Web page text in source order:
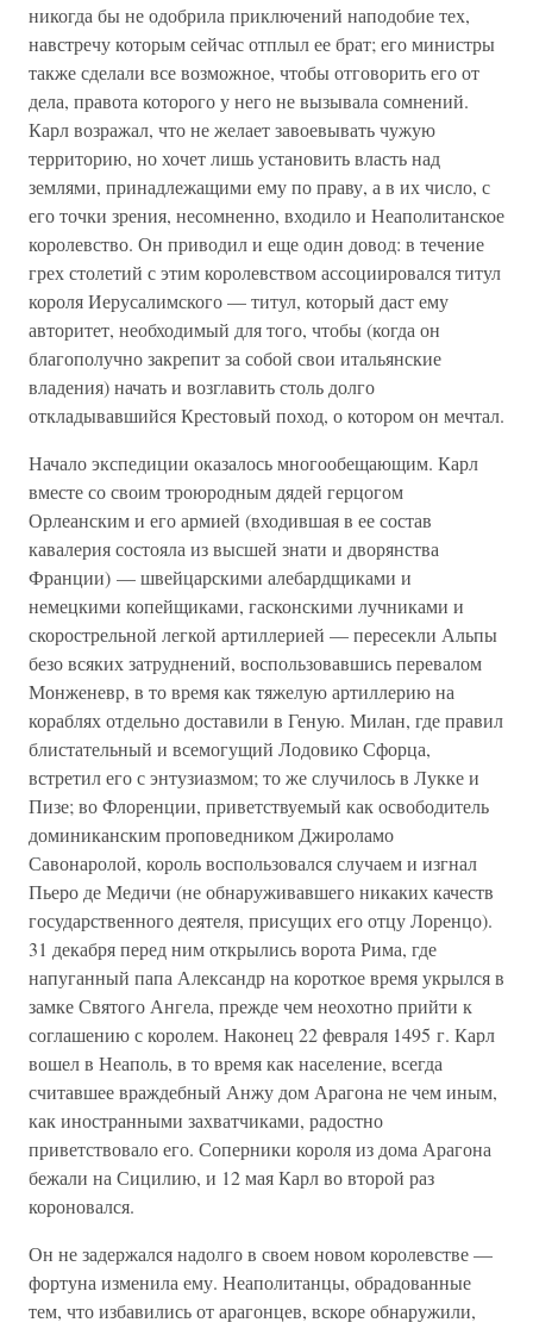
никогда бы не одобрила приключений наподобие тех,
навстречу которым сейчас отплыл ее брат; его министры
также сделали все возможное, чтобы отговорить его от
дела, правота которого у него не вызывала сомнений.
Карл возражал, что не желает завоевывать чужую
территорию, но хочет лишь установить власть над
землями, принадлежащими ему по праву, а в их число, с
его точки зрения, несомненно, входило и Неаполитанское
королевство. Он приводил и еще один довод: в течение
грех столетий с этим королевством ассоциировался титул
короля Иерусалимского — титул, который даст ему
авторитет, необходимый для того, чтобы (когда он
благополучно закрепит за собой свои итальянские
владения) начать и возглавить столь долго
откладывавшийся Крестовый поход, о котором он мечтал.
Начало экспедиции оказалось многообещающим. Карл
вместе со своим троюродным дядей герцогом
Орлеанским и его армией (входившая в ее состав
кавалерия состояла из высшей знати и дворянства
Франции) — швейцарскими алебардщиками и
немецкими копейщиками, гасконскими лучниками и
скорострельной легкой артиллерией — пересекли Альпы
безо всяких затруднений, воспользовавшись перевалом
Монженевр, в то время как тяжелую артиллерию на
кораблях отдельно доставили в Геную. Милан, где правил
блистательный и всемогущий Лодовико Сфорца,
встретил его с энтузиазмом; то же случилось в Лукке и
Пизе; во Флоренции, приветствуемый как освободитель
доминиканским проповедником Джироламо
Савонаролой, король воспользовался случаем и изгнал
Пьеро де Медичи (не обнаруживавшего никаких качеств
государственного деятеля, присущих его отцу Лоренцо).
31 декабря перед ним открылись ворота Рима, где
напуганный папа Александр на короткое время укрылся в
замке Святого Ангела, прежде чем неохотно прийти к
соглашению с королем. Наконец 22 февраля 1495 г. Карл
вошел в Неаполь, в то время как население, всегда
считавшее враждебный Анжу дом Арагона не чем иным,
как иностранными захватчиками, радостно
приветствовало его. Соперники короля из дома Арагона
бежали на Сицилию, и 12 мая Карл во второй раз
короновался.
Он не задержался надолго в своем новом королевстве —
фортуна изменила ему. Неаполитанцы, обрадованные
тем, что избавились от арагонцев, вскоре обнаружили,